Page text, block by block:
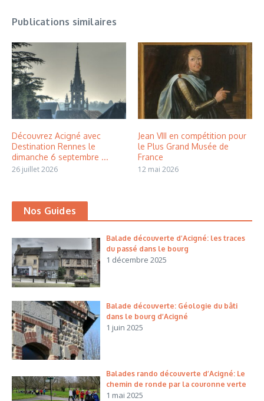
Publications similaires
Découvrez Acigné avec
Destination Rennes le
dimanche 6 septembre ...
26 juillet 2026
Jean VIII en compétition pour
le Plus Grand Musée de
France
12 mai 2026
Nos Guides
Balade découverte d’Acigné: les traces
du passé dans le bourg
1 décembre 2025
Balade découverte: Géologie du bâti
dans le bourg d’Acigné
1 juin 2025
Balades rando découverte d’Acigné: Le
chemin de ronde par la couronne verte
1 mai 2025